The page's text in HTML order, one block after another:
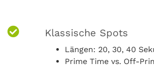
Klassische Spots
Längen: 20, 30, 40
Prime Time vs. Off-